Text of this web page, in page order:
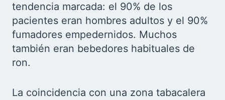
tendencia marcada: el 90% de los
pacientes eran hombres adultos y el 90%
fumadores empedernidos. Muchos
también eran bebedores habituales de
ron.
La coincidencia con una zona tabacalera